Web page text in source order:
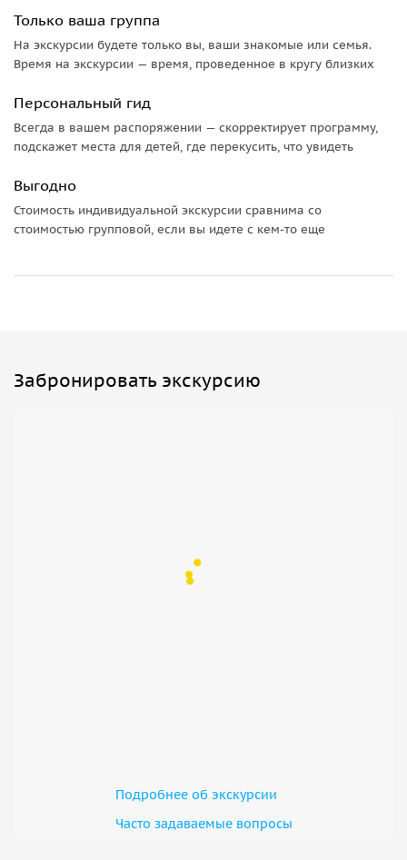
Только ваша группа
На экскурсии будете только вы, ваши знакомые или семья.
Время на экскурсии — время, проведенное в кругу близких
Персональный гид
Всегда в вашем распоряжении — скорректирует программу,
подскажет места для детей, где перекусить, что увидеть
Выгодно
Стоимость индивидуальной экскурсии сравнима со
стоимостью групповой, если вы идете с кем-то еще
Забронировать экскурсию
Подробнее об экскурсии
Часто задаваемые вопросы